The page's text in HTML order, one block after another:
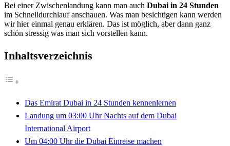
Bei einer Zwischenlandung kann man auch Dubai in 24 Stunden
im Schnelldurchlauf anschauen. Was man besichtigen kann werden
wir hier einmal genau erklären. Das ist möglich, aber dann ganz
schön stressig was man sich vorstellen kann.
Inhaltsverzeichnis
Das Emirat Dubai in 24 Stunden kennenlernen
Landung um 03:00 Uhr Nachts auf dem Dubai
International Airport
Um 04:00 Uhr die Dubai Einreise machen